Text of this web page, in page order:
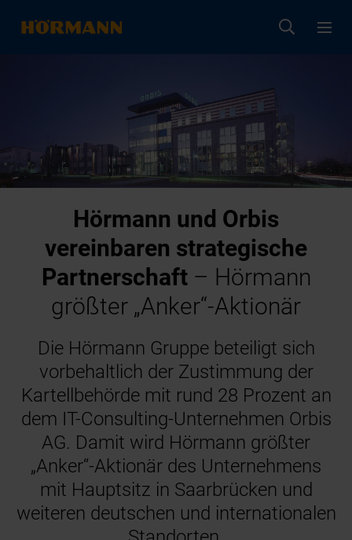
Hörmann und Orbis
vereinbaren strategische
Partnerschaft– Hörmann
größter „Anker“-Aktionär
Die Hörmann Gruppe beteiligt sich
vorbehaltlich der Zustimmung der
Kartellbehörde mit rund 28 Prozent an
dem IT-Consulting-Unternehmen Orbis
AG. Damit wird Hörmann größter
„Anker“-Aktionär des Unternehmens
mit Hauptsitz in Saarbrücken und
weiteren deutschen und internationalen